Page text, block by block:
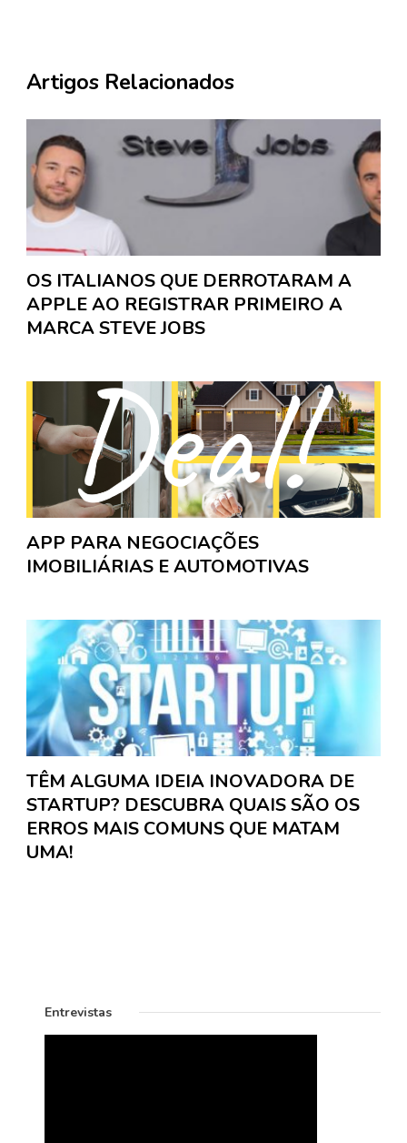
Artigos Relacionados
OS ITALIANOS QUE DERROTARAM A
APPLE AO REGISTRAR PRIMEIRO A
MARCA STEVE JOBS
APP PARA NEGOCIAÇÕES
IMOBILIÁRIAS E AUTOMOTIVAS
TÊM ALGUMA IDEIA INOVADORA DE
STARTUP? DESCUBRA QUAIS SÃO OS
ERROS MAIS COMUNS QUE MATAM
UMA!
Entrevistas